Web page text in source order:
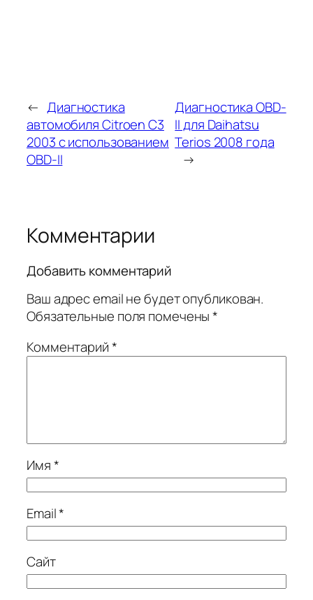
← Диагностика
автомобиля Citroen C3
2003 с использованием
OBD-II
Диагностика OBD-
II для Daihatsu
Terios 2008 года
→
Комментарии
Добавить комментарий
Ваш адрес email не будет опубликован.
Обязательные поля помечены*
Комментарий*
Имя*
Email*
Сайт